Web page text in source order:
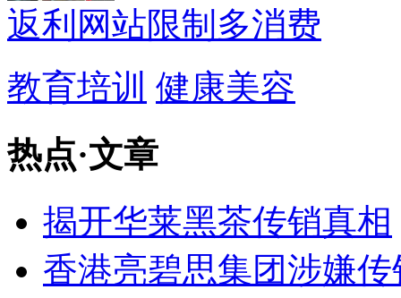
返利网站限制多消费
教育培训 健康美容
热点·文章
揭开华莱黑茶传销真相
香港亮碧思集团涉嫌